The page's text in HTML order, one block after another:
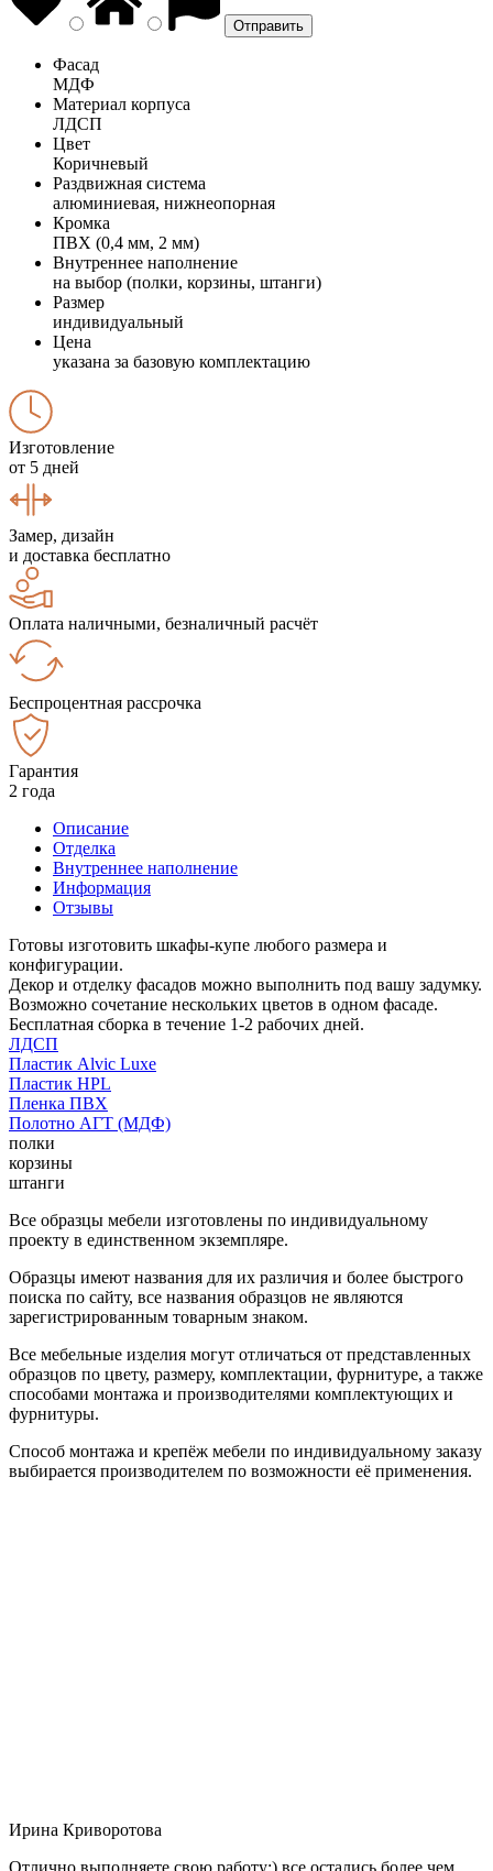
Фасад
МДФ
Материал корпуса
ЛДСП
Цвет
Коричневый
Раздвижная система
алюминиевая, нижнеопорная
Кромка
ПВХ (0,4 мм, 2 мм)
Внутреннее наполнение
на выбор (полки, корзины, штанги)
Размер
индивидуальный
Цена
указана за базовую комплектацию
Изготовление
от 5 дней
Замер, дизайн
и доставка бесплатно
Оплата наличными, безналичный расчёт
Беспроцентная рассрочка
Гарантия
2 года
Описание
Отделка
Внутреннее наполнение
Информация
Отзывы
Готовы изготовить шкафы-купе любого размера и
конфигурации.
Декор и отделку фасадов можно выполнить под вашу задумку.
Возможно сочетание нескольких цветов в одном фасаде.
Бесплатная сборка в течение 1-2 рабочих дней.
ЛДСП
Пластик Alvic Luxe
Пластик HPL
Пленка ПВХ
Полотно АГТ (МДФ)
полки
корзины
штанги
Все образцы мебели изготовлены по индивидуальному
проекту в единственном экземпляре.
Образцы имеют названия для их различия и более быстрого
поиска по сайту, все названия образцов не являются
зарегистрированным товарным знаком.
Все мебельные изделия могут отличаться от представленных
образцов по цвету, размеру, комплектации, фурнитуре, а также
способами монтажа и производителями комплектующих и
фурнитуры.
Способ монтажа и крепёж мебели по индивидуальному заказу
выбирается производителем по возможности её применения.
Ирина Криворотова
Отлично выполняете свою работу:) все остались более чем